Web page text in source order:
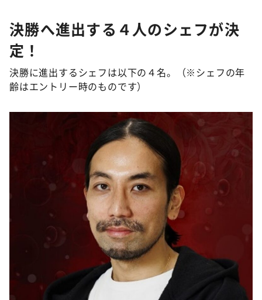
決勝へ進出する４人のシェフが決
定！
決勝に進出するシェフは以下の４名。（※シェフの年
齢はエントリー時のものです）